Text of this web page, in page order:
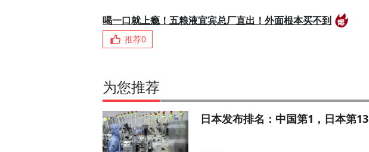
喝一口就上瘾！五粮液宜宾总厂直出！外面根本买不到
推荐0
为您推荐
日本发布排名：中国第1，日本第13